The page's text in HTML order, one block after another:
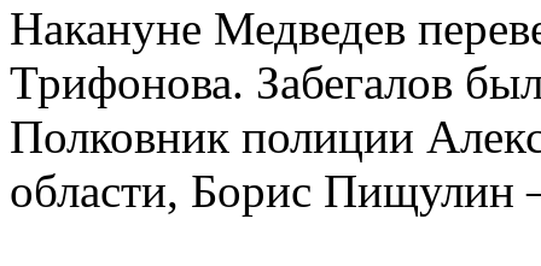
Накануне Медведев
Трифонова. Забегалов
Полковник полиции
области, Борис